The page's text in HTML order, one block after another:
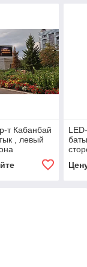
т Кабанбай
, левый